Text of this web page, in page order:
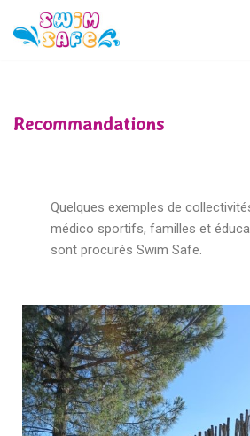
Aller
Recommandations
Quelques exemples de
médico sportifs, familles et
sont procurés Swim Safe.